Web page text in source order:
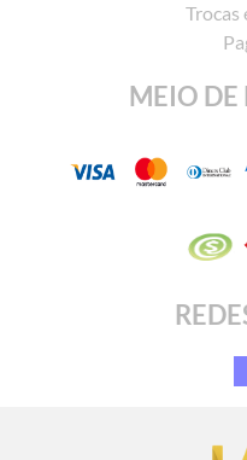
Trocas
MEIO DE